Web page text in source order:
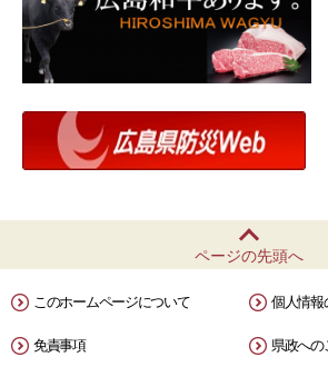
ページの先頭へ
このホームページについて 個人情報
免責事項 県政への